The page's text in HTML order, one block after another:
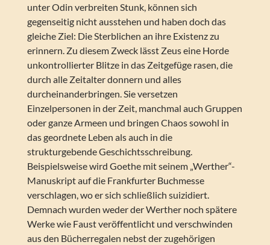
unter Odin verbreiten Stunk, können sich
gegenseitig nicht ausstehen und haben doch das
gleiche Ziel: Die Sterblichen an ihre Existenz zu
erinnern. Zu diesem Zweck lässt Zeus eine Horde
unkontrollierter Blitze in das Zeitgefüge rasen, die
durch alle Zeitalter donnern und alles
durcheinanderbringen. Sie versetzen
Einzelpersonen in der Zeit, manchmal auch Gruppen
oder ganze Armeen und bringen Chaos sowohl in
das geordnete Leben als auch in die
strukturgebende Geschichtsschreibung.
Beispielsweise wird Goethe mit seinem „Werther“-
Manuskript auf die Frankfurter Buchmesse
verschlagen, wo er sich schließlich suizidiert.
Demnach wurden weder der Werther noch spätere
Werke wie Faust veröffentlicht und verschwinden
aus den Bücherregalen nebst der zugehörigen